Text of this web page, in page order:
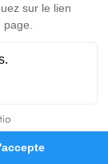
hommage